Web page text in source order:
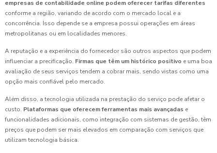
empresas de contabilidade online podem oferecer tarifas diferentes
conforme a região, variando de acordo com o mercado local e a
concorrência. Isso depende se a empresa possui operações em áreas
metropolitanas ou em localidades menores.
A reputação e a experiência do fornecedor são outros aspectos que podem
influenciar a precificação. Firmas que têm um histórico positivo e uma boa
avaliação de seus serviços tendem a cobrar mais, sendo vistas como uma
opção mais confiável pelo mercado.
Além disso, a tecnologia utilizada na prestação do serviço pode afetar o
custo. Plataformas que oferecem ferramentas mais avançadas e
funcionalidades adicionais, como integração com sistemas de gestão, têm
preços que podem ser mais elevados em comparação com serviços que
utilizam tecnologia básica.